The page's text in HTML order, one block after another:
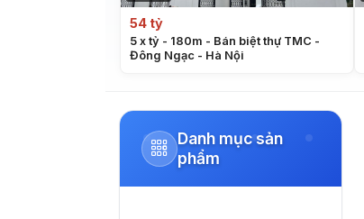
54 tỷ
5 x tỷ - 180m - Bán biệt thự TMC -
Đông Ngạc - Hà Nội
Danh mục sản
phẩm